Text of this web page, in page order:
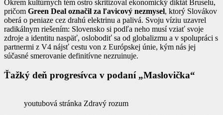
Okrem kultúrnych tém ostro skritizoval ekonomický diktát Bruselu,
pričom Green Deal označil za ľavicový nezmysel, ktorý Slovákov
oberá o peniaze cez drahú elektrinu a palivá. Svoju víziu uzavrel
radikálnym riešením: Slovensko si podľa neho musí vziať svoje
zdroje a identitu naspäť, oslobodiť sa od globalizmu a v spolupráci s
partnermi z V4 nájsť cestu von z Európskej únie, kým nás jej
súčasné smerovanie definitívne nezruinuje.
Ťažký deň progresívca v podaní „Maslovička“
youtubová stránka Zdravý rozum